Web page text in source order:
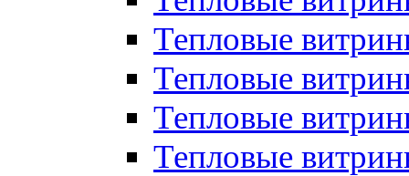
Тепловые
Тепловые
Тепловые
Тепловые